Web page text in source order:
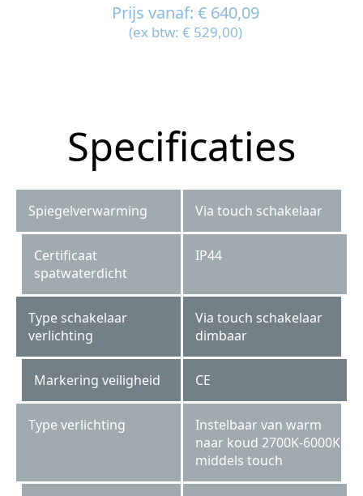
Prijs vanaf: € 640,09
(ex btw: € 529,00)
Specificaties
Spiegelverwarming Via touch schakelaar
Certificaat
spatwaterdicht
IP44
Type schakelaar
verlichting
Via touch schakelaar
dimbaar
Markering veiligheid CE
Type verlichting
Instelbaar van warm
naar koud 2700K-6000K
middels touch